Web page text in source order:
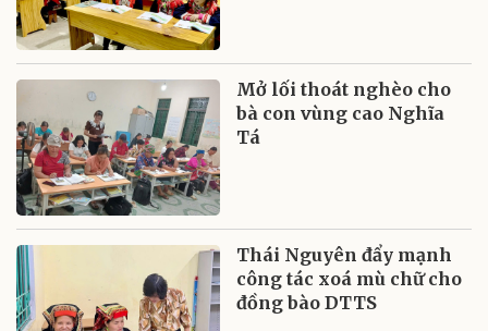
Mở lối thoát nghèo cho
bà con vùng cao Nghĩa
Tá
Thái Nguyên đẩy mạnh
công tác xoá mù chữ cho
đồng bào DTTS